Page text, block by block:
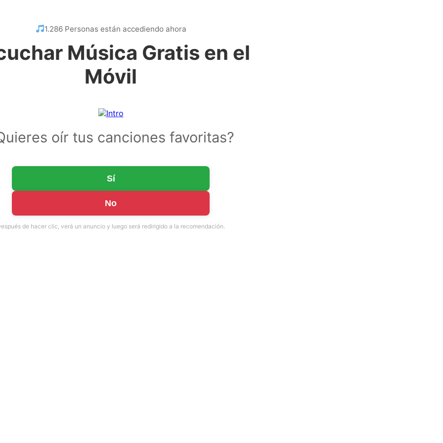
1.286 Personas están accediendo ahora
Música Gratis en el
Móvil
oír tus canciones favoritas?
Sí
No
de hacer clic, verá un anuncio y luego será redirigido a la recomendación.